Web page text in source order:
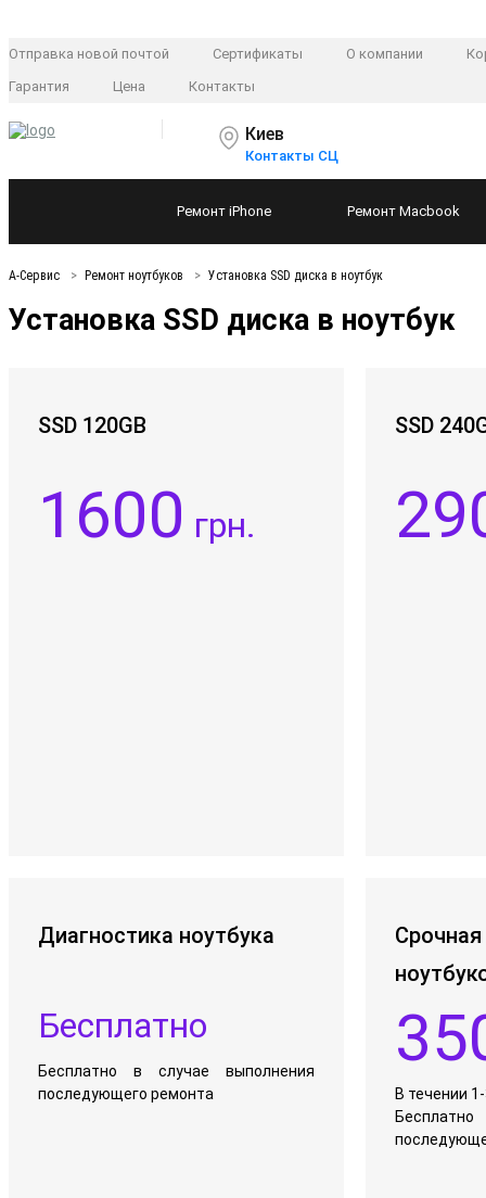
Отправка новой почтой Сертификаты О компании
Гарантия
Цена Контакты
Киев
Контакты СЦ
Ремонт iPhone Ремонт Macbook
А-Сервис Ремонт ноутбуков Установка SSD диска в ноутбук
Установка SSD диска в ноутбук
SSD 120GB
1600 грн.
SSD
Диагностика ноутбука
Бесплатно
Бесплатно в случае выполнения
последующего ремонта
В течении